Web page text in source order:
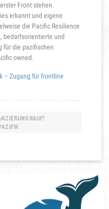
Front stehen.
erkannt und eigene
die Pacific Resilience
bedarfsorientierte und
für die pazifischen
owned.
– Zugang für frontline
RAUF!